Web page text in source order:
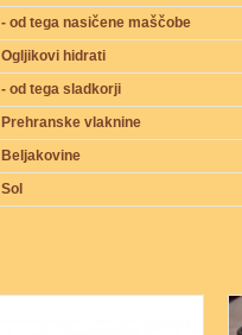
- od tega nasičene maščobe
Ogljikovi hidrati
- od tega sladkorji
Prehranske vlaknine
Beljakovine
Sol